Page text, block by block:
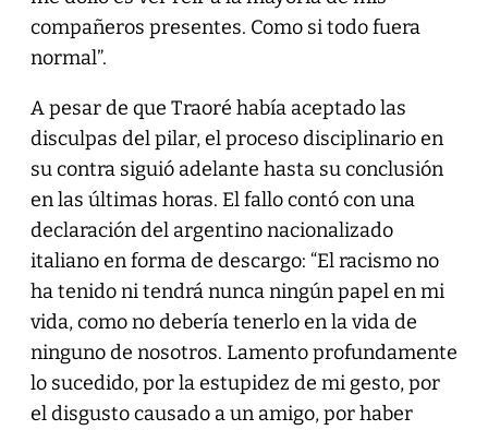
compañeros presentes. Como si todo fuera
normal”.
A pesar de que Traoré había aceptado las
disculpas del pilar, el proceso disciplinario en
su contra siguió adelante hasta su conclusión
en las últimas horas. El fallo contó con una
declaración del argentino nacionalizado
italiano en forma de descargo: “El racismo no
ha tenido ni tendrá nunca ningún papel en mi
vida, como no debería tenerlo en la vida de
ninguno de nosotros. Lamento profundamente
lo sucedido, por la estupidez de mi gesto, por
el disgusto causado a un amigo, por haber